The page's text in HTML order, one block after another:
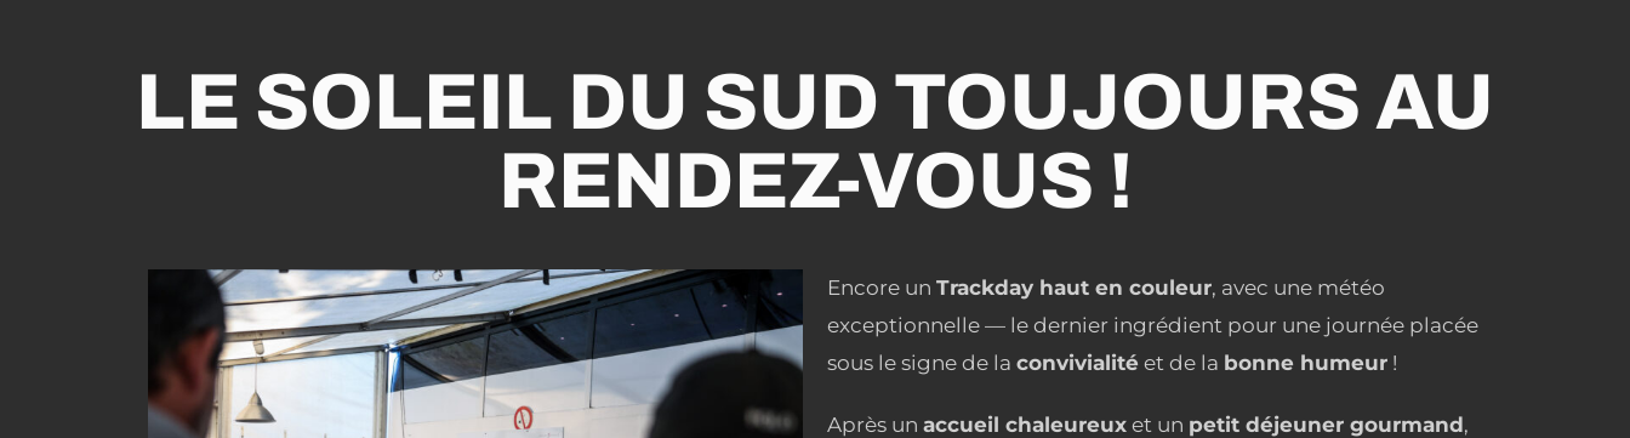
LE SOLEIL DU SUD TOUJOURS AU
RENDEZ-VOUS !
Encore un Trackday haut en couleur, avec une météo
exceptionnelle — le dernier ingrédient pour une journée placée
sous le signe de la convivialité et de la bonne humeur !
Après un accueil chaleureux et un petit déjeuner gourmand,